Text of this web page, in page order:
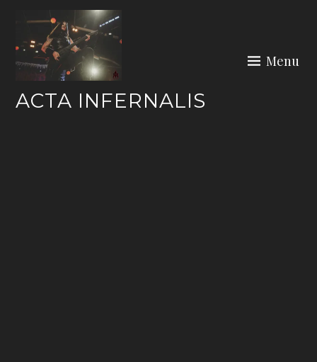
content
ACTA INFERNALIS
Menu